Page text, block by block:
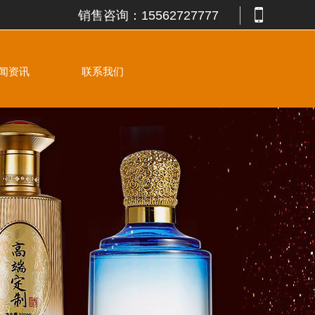
销售咨询： 15562727777
资讯 联系我们